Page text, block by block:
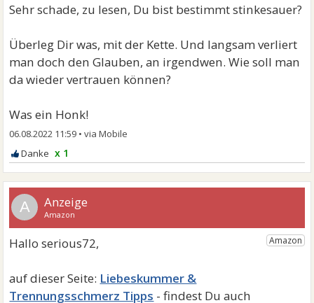
Sehr schade, zu lesen, Du bist bestimmt stinkesauer?
Überleg Dir was, mit der Kette. Und langsam verliert
man doch den Glauben, an irgendwen. Wie soll man
da wieder vertrauen können?
Was ein Honk!
06.08.2022 11:59 •
x 1
A
Liebeskummer &
Trennungsschmerz Tipps